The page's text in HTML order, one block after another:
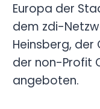
Europa der
dem zdi-
Heinsberg, der
der non-Profit
angeboten.